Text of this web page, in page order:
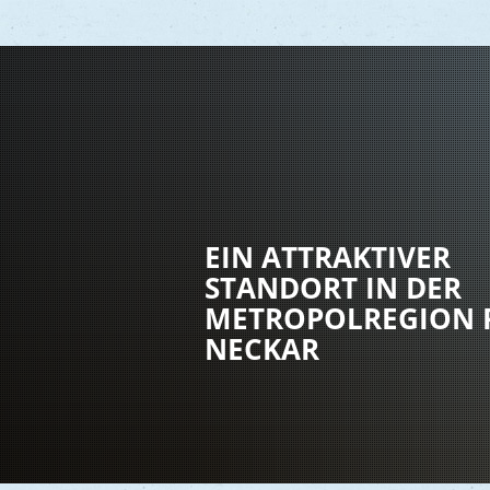
EIN ATTRAKTIVER
STANDORT IN DER
METROPOLREGION
NECKAR